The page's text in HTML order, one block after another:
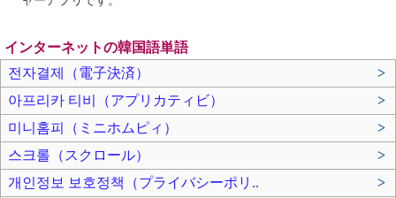
インターネットの韓国語単語
전자결제（電子決済）
>
아프리카 티비（アプリカティビ）
>
미니홈피（ミニホムピィ）
>
스크롤（スクロール）
>
개인정보 보호정책（プライバシーポリ..
>